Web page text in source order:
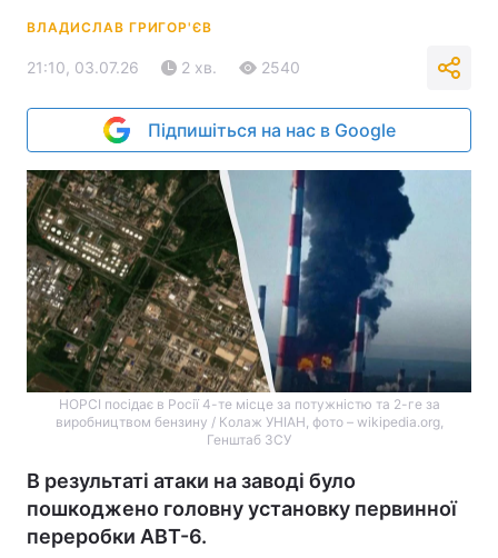
ВЛАДИСЛАВ ГРИГОР'ЄВ
21:10, 03.07.26 2 хв. 2540
Підпишіться на нас в Google
НОРСІ посідає в Росії 4-те місце за потужністю та 2-ге за
виробництвом бензину / Колаж УНІАН, фото – wikipedia.org,
Генштаб ЗСУ
В результаті атаки на заводі було
пошкоджено головну установку первинної
переробки АВТ-6.